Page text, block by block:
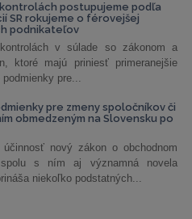
postupujeme podľa
SR rokujeme o férovejšej
podnikateľov
v súlade so zákonom a
ktoré majú priniesť primeranejšie
pre...
pre zmeny spoločníkov či
obmedzeným na Slovensku po
nový zákon o obchodnom
s ním aj významná novela
niekoľko podstatných...